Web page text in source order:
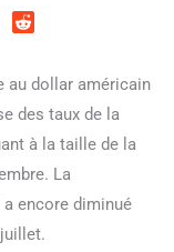
au dollar américain
des taux de la
à la taille de la
La
encore diminué